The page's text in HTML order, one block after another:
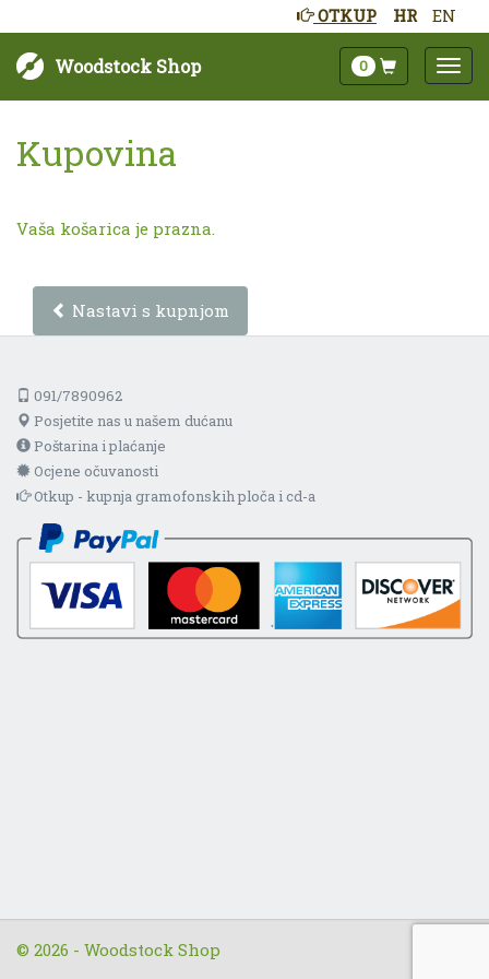
HR EN
OTKUP
Woodstock Shop 0
Kupovina
Vaša košarica je prazna.
Nastavi s kupnjom
091/7890962
Posjetite nas u našem dućanu
Poštarina i plaćanje
Ocjene očuvanosti
Otkup - kupnja gramofonskih ploča i cd-a
© 2026 - Woodstock Shop